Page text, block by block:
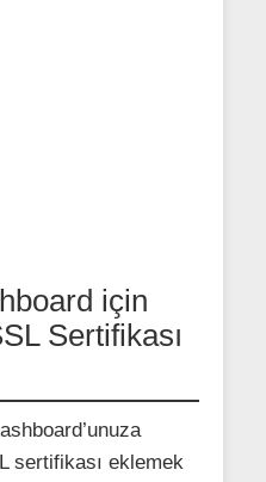
için
Sertifikası
sertifikası eklemek